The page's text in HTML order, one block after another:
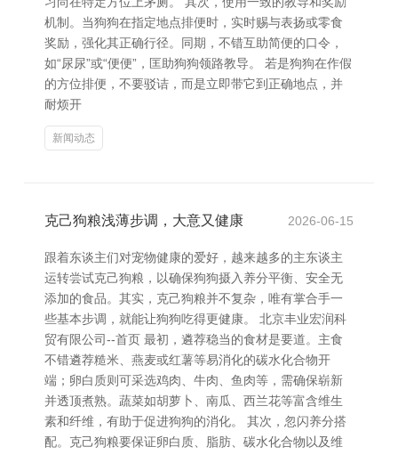
机制。当狗狗在指定地点排便时，实时赐与表扬或零食
奖励，强化其正确行径。同期，不错互助简便的口令，
如“尿尿”或“便便”，匡助狗狗领路教导。 若是狗狗在作假
的方位排便，不要驳诘，而是立即带它到正确地点，并
耐烦开
新闻动态
克己狗粮浅薄步调，大意又健康 2026-06-15
跟着东谈主们对宠物健康的爱好，越来越多的主东谈主
运转尝试克己狗粮，以确保狗狗摄入养分平衡、安全无
添加的食品。其实，克己狗粮并不复杂，唯有掌合手一
些基本步调，就能让狗狗吃得更健康。 北京丰业宏润科
贸有限公司--首页 最初，遴荐稳当的食材是要道。主食
不错遴荐糙米、燕麦或红薯等易消化的碳水化合物开
端；卵白质则可采选鸡肉、牛肉、鱼肉等，需确保崭新
并透顶煮熟。蔬菜如胡萝卜、南瓜、西兰花等富含维生
素和纤维，有助于促进狗狗的消化。 其次，忽闪养分搭
配。克己狗粮要保证卵白质、脂肪、碳水化合物以及维